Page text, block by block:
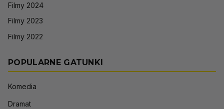
Filmy 2024
Filmy 2023
Filmy 2022
POPULARNE GATUNKI
Komedia
Dramat